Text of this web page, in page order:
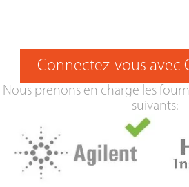
Connectez-vous avec
Nous prenons en charge les
suivants: